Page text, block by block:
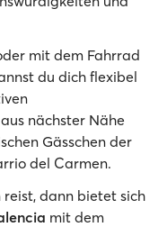
mit dem Fahrrad
du dich flexibel
nächster Nähe
Gässchen der
del Carmen.
dann bietet sich
mit dem